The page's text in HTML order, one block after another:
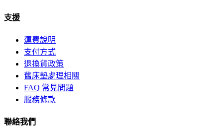
支援
運費說明
支付方式
退換貨政策
舊床墊處理相關
FAQ 常見問題
服務條款
聯絡我們